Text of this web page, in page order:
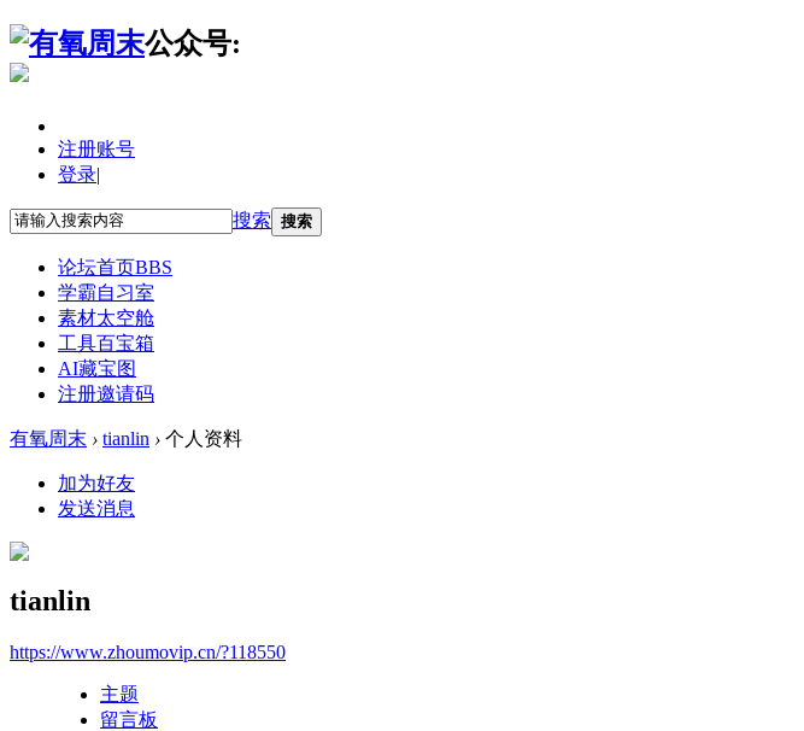
公众号:
注册账号
登录|
搜索 搜索
论坛首页BBS
学霸自习室
素材太空舱
工具百宝箱
AI藏宝图
注册邀请码
有氧周末 › tianlin › 个人资料
加为好友
发送消息
tianlin
https://www.zhoumovip.cn/?118550
主题
留言板